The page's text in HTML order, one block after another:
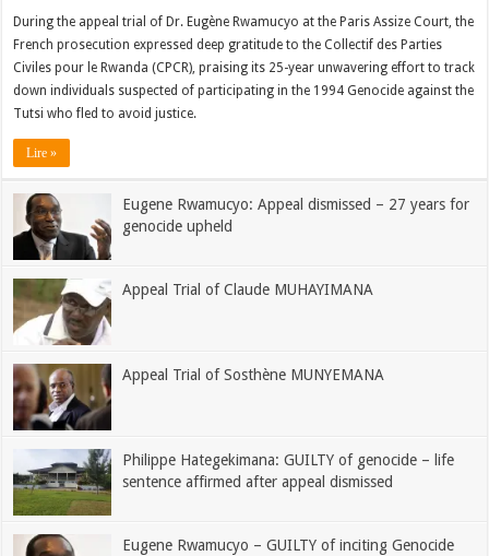
During the appeal trial of Dr. Eugène Rwamucyo at the Paris Assize Court, the
French prosecution expressed deep gratitude to the Collectif des Parties
Civiles pour le Rwanda (CPCR), praising its 25-year unwavering effort to track
down individuals suspected of participating in the 1994 Genocide against the
Tutsi who fled to avoid justice.
Lire »
Eugene Rwamucyo: Appeal dismissed – 27 years for
genocide upheld
Appeal Trial of Claude MUHAYIMANA
Appeal Trial of Sosthène MUNYEMANA
Philippe Hategekimana: GUILTY of genocide – life
sentence affirmed after appeal dismissed
Eugene Rwamucyo – GUILTY of inciting Genocide